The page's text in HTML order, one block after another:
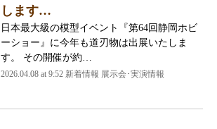
します…
日本最大級の模型イベント『第64回静岡ホビ
ーショー』に今年も道刃物は出展いたしま
す。 その開催が約…
2026.04.08 at 9:52 新着情報 展示会･実演情報